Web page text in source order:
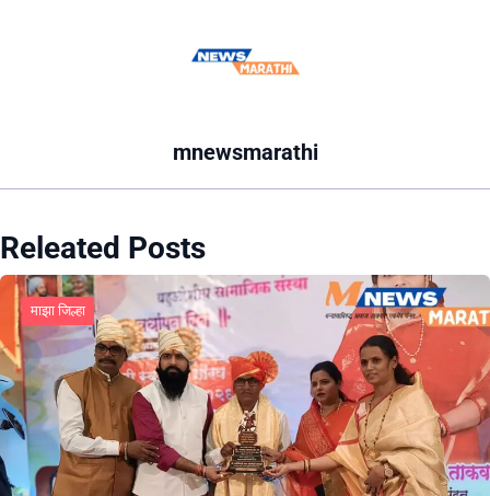
mnewsmarathi
Releated Posts
माझा जिल्हा